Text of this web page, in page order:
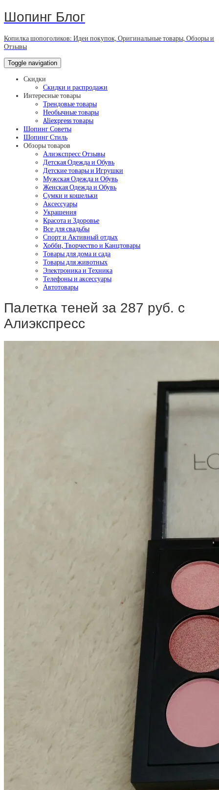
Шопинг Блог
Копилка шопоголиков: Идеи покупок, Оригинальные товары, Обзоры и
Отзывы
Toggle navigation
Скидки
Скидки и распродажи
Интересные товары
Трендовые товары
Необычные товары
Aliexpress товары
Шопинг Советы
Шопинг Стиль
Обзоры товаров
Алиэкспресс Отзывы
Детская Одежда и Обувь
Детские товары и Игрушки
Мужская Одежда и Обувь
Женская Одежда и Обувь
Сумки и кошельки
Аксессуары
Украшения
Красота и Здоровье
Все для свадьбы
Спорт и Активный отдых
Хобби, Творчество и Канцтовары
Товары для дома и сада
Товары для животных
Электроника и Техника
Телефоны и аксессуары
Автотовары
Палетка теней за 287 руб. с
Алиэкспресс